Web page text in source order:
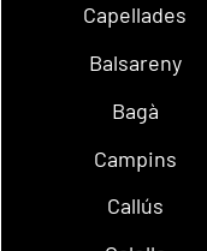
Capellades
Balsareny
Bagà
Campins
Callús